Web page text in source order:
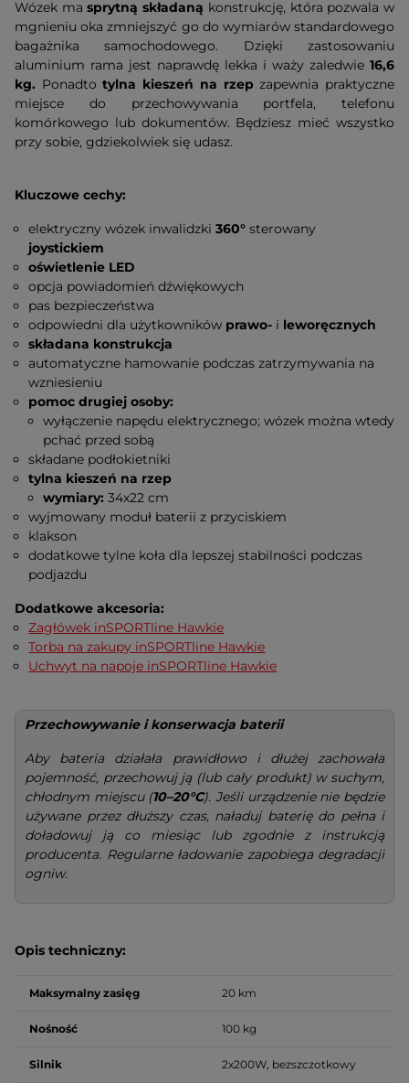
Wózek masprytną składaną konstrukcję, która pozwala w
mgnieniu oka zmniejszyć go do wymiarów standardowego
bagażnika samochodowego. Dzięki zastosowaniu
aluminium rama jest naprawdę lekka i waży zaledwie 16,6
kg. Ponadtotylna kieszeń na rzep zapewnia praktyczne
miejsce do przechowywania portfela, telefonu
komórkowego lub dokumentów. Będziesz mieć wszystko
przy sobie, gdziekolwiek się udasz.
Kluczowe cechy:
elektryczny wózek inwalidzki 360° sterowany
joystickiem
oświetlenie LED
opcja powiadomień dźwiękowych
pas bezpieczeństwa
odpowiedni dla użytkowników prawo- i leworęcznych
składana konstrukcja
automatyczne hamowanie podczas zatrzymywania na
wzniesieniu
pomoc drugiej osoby:
wyłączenie napędu elektrycznego; wózek można wtedy
pchać przed sobą
składane podłokietniki
tylna kieszeń na rzep
wymiary: 34x22 cm
wyjmowany moduł baterii z przyciskiem
klakson
dodatkowe tylne koła dla lepszej stabilności podczas
podjazdu
Dodatkowe akcesoria:
Zagłówek inSPORTline Hawkie
Torba na zakupy inSPORTline Hawkie
Uchwyt na napoje inSPORTline Hawkie
Przechowywanie i konserwacja baterii
Aby bateria działała prawidłowo i dłużej zachowała
pojemność, przechowuj ją (lub cały produkt) w suchym,
chłodnym miejscu (10–20°C). Jeśli urządzenie nie będzie
używane przez dłuższy czas, naładuj baterię do pełna i
doładowuj ją co miesiąc lub zgodnie z instrukcją
producenta. Regularne ładowanie zapobiega degradacji
ogniw.
Opis techniczny:
Maksymalny zasięg 20 km
Nośność 100 kg
Silnik 2x200W, bezszczotkowy